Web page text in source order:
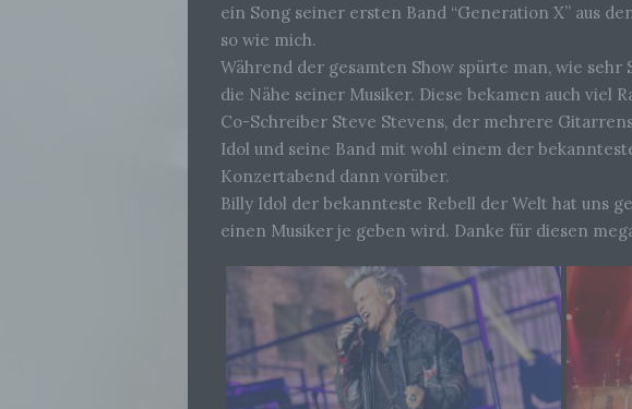
ein Song seiner ersten Band “Generation X” aus
so wie mich.
Während der gesamten Show spürte man, wie
die Nähe seiner Musiker. Diese bekamen auch viel
Co-Schreiber Steve Stevens, der mehrere
Idol und seine Band mit wohl einem der
Konzertabend dann vorüber.
Billy Idol der bekannteste Rebell der Welt hat uns
einen Musiker je geben wird. Danke für diesen